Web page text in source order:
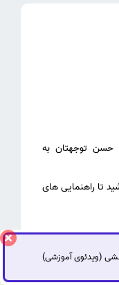
حسن توجهتان به
تا راهنمایی های
(ویدئوی آموزشی)
گفتگوی آنلاین